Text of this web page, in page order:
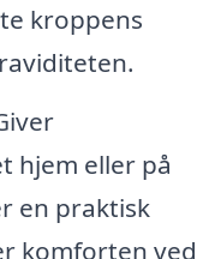
kroppens
hjem eller på
en praktisk
komforten ved